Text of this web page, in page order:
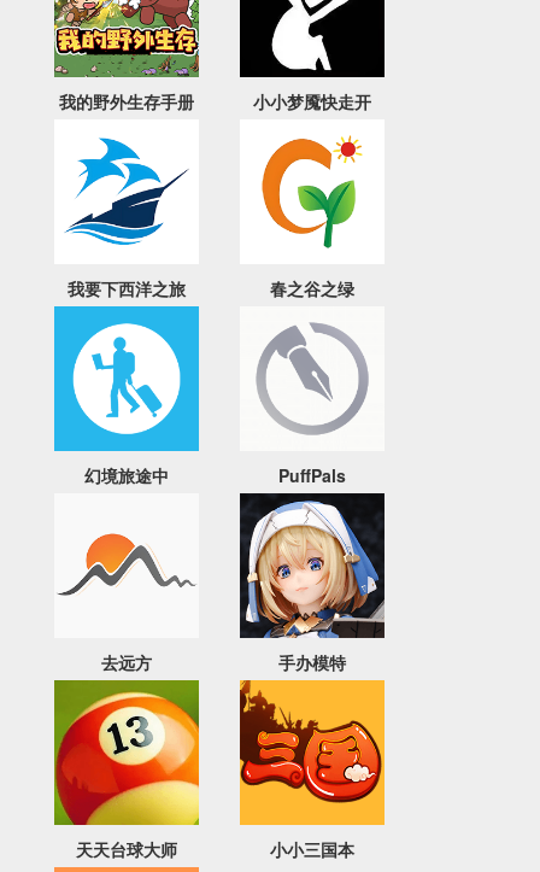
我的野外生存手册 小小梦魇快走开
我要下西洋之旅 春之谷之绿
幻境旅途中 PuffPals
去远方 手办模特
天天台球大师 小小三国本